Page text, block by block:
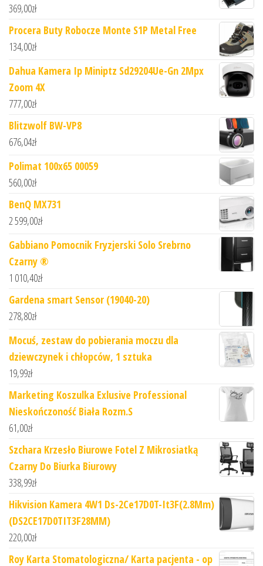
369,00zł
Procera Buty Robocze Monte S1P Metal Free
134,00zł
Dahua Kamera Ip Miniptz Sd29204Ue-Gn 2Mpx
Zoom 4X
777,00zł
Blitzwolf BW-VP8
676,04zł
Polimat 100x65 00059
560,00zł
BenQ MX731
2 599,00zł
Gabbiano Pomocnik Fryzjerski Solo Srebrno
Czarny ®
1 010,40zł
Gardena smart Sensor (19040-20)
278,80zł
Mocuś, zestaw do pobierania moczu dla
dziewczynek i chłopców, 1 sztuka
19,99zł
Marketing Koszulka Exlusive Professional
Nieskończoność Biała Rozm.S
61,00zł
Szchara Krzesło Biurowe Fotel Z Mikrosiatką
Czarny Do Biurka Biurowy
338,99zł
Hikvision Kamera 4W1 Ds-2Ce17D0T-It3F(2.8Mm)
(DS2CE17D0TIT3F28MM)
220,00zł
Roy Karta Stomatologiczna/ Karta pacjenta - op